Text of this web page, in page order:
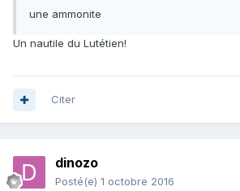
une ammonite
Un nautile du Lutétien!
Citer
dinozo
Posté(e) 1 octobre 2016